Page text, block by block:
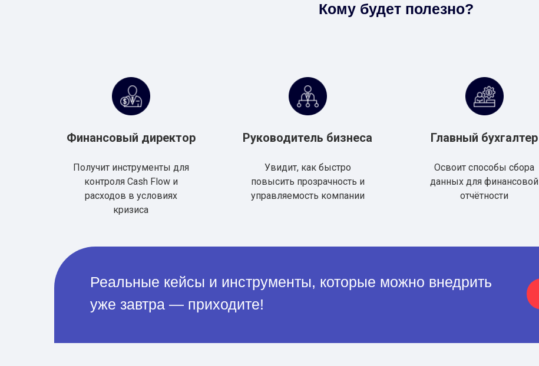
Кому будет полезно?
Финансовый директор
Получит инструменты для
контроля Cash Flow и
расходов в условиях
кризиса
Руководитель бизнеса
Увидит, как быстро
повысить прозрачность и
управляемость компании
Главный бухгалтер
Освоит способы сбора
данных для финансовой
отчётности
Реальные кейсы и инструменты, которые можно внедрить
уже завтра — приходите!
150
компании
Число
автоматизированных